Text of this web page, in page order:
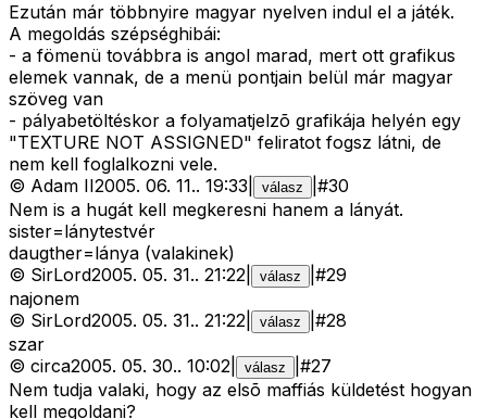
Ezután már többnyire magyar nyelven indul el a játék.
A megoldás szépséghibái:
- a fömenü továbbra is angol marad, mert ott grafikus
elemek vannak, de a menü pontjain belül már magyar
szöveg van
- pályabetöltéskor a folyamatjelzõ grafikája helyén egy
"TEXTURE NOT ASSIGNED" feliratot fogsz látni, de
nem kell foglalkozni vele.
© Adam II2005. 06. 11.. 19:33 válasz #30
Nem is a hugát kell megkeresni hanem a lányát.
sister=lánytestvér
daugther=lánya (valakinek)
© SirLord2005. 05. 31.. 21:22 válasz #29
najonem
© SirLord2005. 05. 31.. 21:22 válasz #28
szar
© circa2005. 05. 30.. 10:02 válasz #27
Nem tudja valaki, hogy az elsõ maffiás küldetést hogyan
kell megoldani?